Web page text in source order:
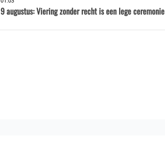
9 augustus: Viering zonder recht is een lege ceremonie